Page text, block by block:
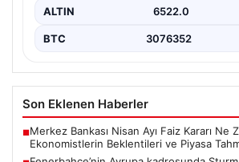
ALTIN 6522.0
BTC 3076352
Son Eklenen Haberler
■Merkez Bankası Nisan Ayı Faiz Kararı Ne
Ekonomistlerin Beklentileri ve Piyasa